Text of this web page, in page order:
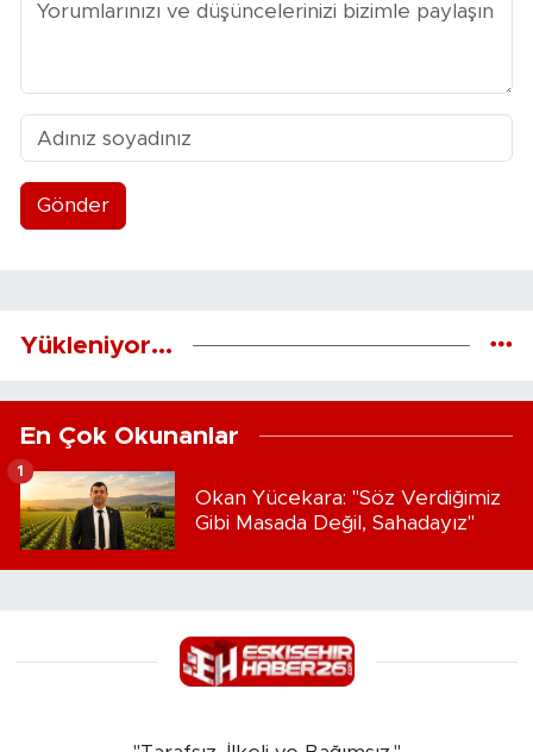
Gönder
Yükleniyor...
En Çok Okunanlar
Okan Yücekara: "Söz Verdiğimiz
Gibi Masada Değil, Sahadayız"
1